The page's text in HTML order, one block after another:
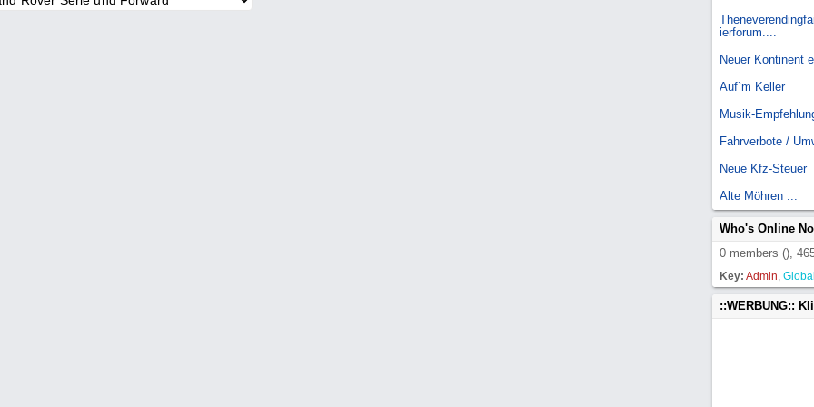
ierforum....
Neuer Kontinent
Auf`m Keller
Musik-
Fahrverbote /
Neue Kfz-Steuer
Alte Möhren ...
Who's Online
0 members (),
Key: Admin,
::WERBUNG::